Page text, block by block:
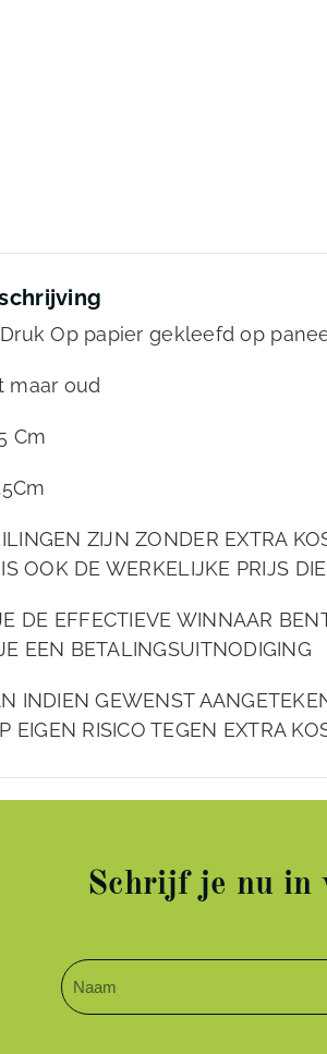
Op papier gekleefd op
maar oud
Cm
ZIJN ZONDER EXTRA
OOK DE WERKELIJKE PRIJS
DE EFFECTIEVE WINNAAR
EEN BETALINGSUITNODIGING
INDIEN GEWENST
EIGEN RISICO TEGEN EXTRA
Schrijf je nu in